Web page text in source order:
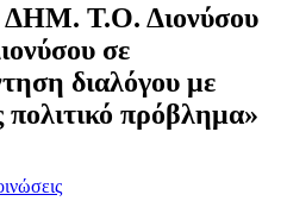
Τ.Ο. Διονύσου
σε
διαλόγου με
πρόβλημα»